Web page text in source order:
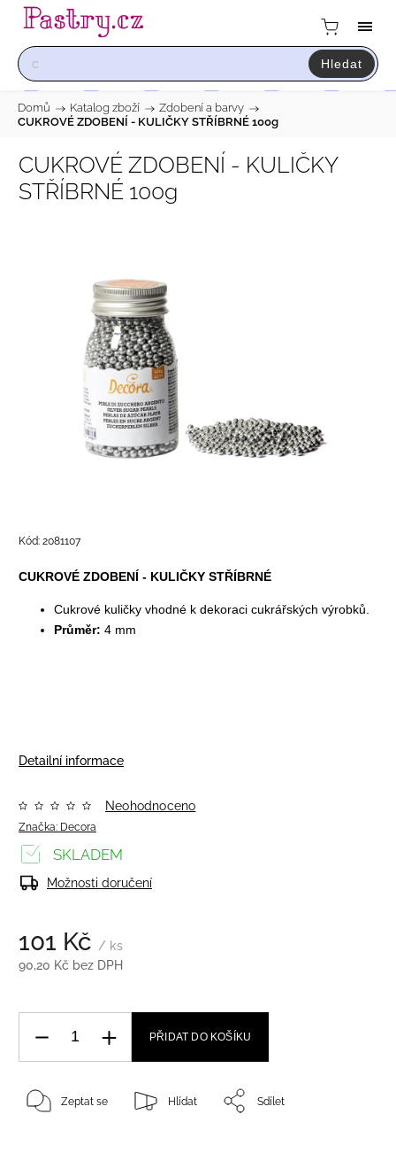
Hledat
Domů / Katalog zboží / Zdobení a barvy /
CUKROVÉ ZDOBENÍ - KULIČKY STŘÍBRNÉ 100g
CUKROVÉ ZDOBENÍ - KULIČKY
STŘÍBRNÉ 100g
Kód: 2081107
CUKROVÉ ZDOBENÍ - KULIČKY STŘÍBRNÉ
Cukrové kuličky vhodné k dekoraci cukrářských výrobků.
Průměr: 4 mm
Detailní informace
Značka: Decora
Neohodnoceno
101 Kč / ks
90,20 Kč bez DPH
SKLADEM
Možnosti doručení
PŘIDAT DO KOŠÍKU
Zeptat se Hlídat Sdílet